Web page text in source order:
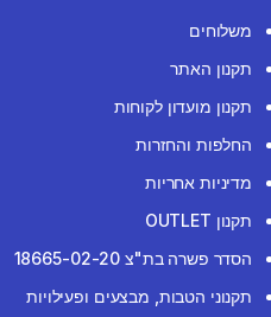
משלוחים
תקנון האתר
תקנון מועדון לקוחות
החלפות והחזרות
מדיניות אחריות
תקנון OUTLET
הסדר פשרה בת"צ 18665-02-20
תקנוני הטבות, מבצעים ופעילויות